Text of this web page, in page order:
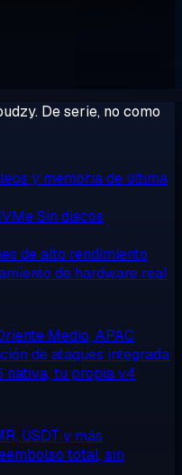
De serie, no como
y memoria de última
Sin discos
de alto rendimiento
de hardware real
Medio, APAC
de ataques integrada
nativa, tu propia v4
USDT y más
total, sin